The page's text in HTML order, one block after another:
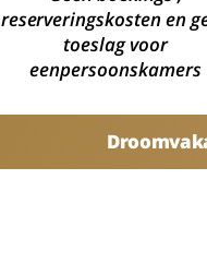
reserveringskosten en
toeslag voor
eenpersoonskamers